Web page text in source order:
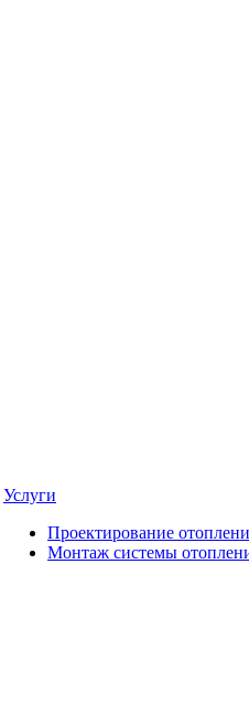
Услуги
Проектирование
Монтаж системы